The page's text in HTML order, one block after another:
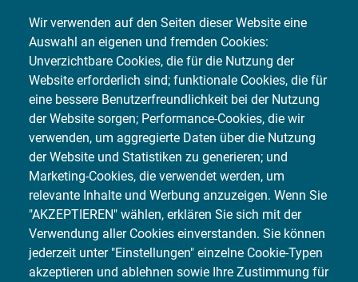
Fahrzeug An- und Verkauf
Fahrzeugaufbereitung
Karosserie- und Fahrzeugbau
Weitere Leistungen
Partner-Login
JETZT TERMIN
VEREINBAREN!
In einer unserer IDENTICA-Partnerwerkstätten.
WERKSTATT FINDEN
¹ Die Hauptuntersuchung wird durch amtlich anerkannte
Wir verwenden auf den Seiten dieser Website eine
Auswahl an eigenen und fremden Cookies:
Unverzichtbare Cookies, die für die Nutzung der
Website erforderlich sind; funktionale Cookies, die für
eine bessere Benutzerfreundlichkeit bei der Nutzung
der Website sorgen; Performance-Cookies, die wir
verwenden, um aggregierte Daten über die Nutzung
der Website und Statistiken zu generieren; und
Marketing-Cookies, die verwendet werden, um
relevante Inhalte und Werbung anzuzeigen. Wenn Sie
"AKZEPTIEREN" wählen, erklären Sie sich mit der
Verwendung aller Cookies einverstanden. Sie können
jederzeit unter "Einstellungen" einzelne Cookie-Typen
akzeptieren und ablehnen sowie Ihre Zustimmung für